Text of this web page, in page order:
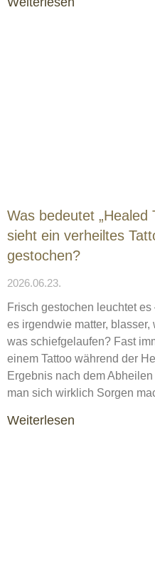
Was bedeutet „Healed
sieht ein verheiltes
gestochen?
2026.06.23.
Frisch gestochen leuchtet
es irgendwie matter,
was schiefgelaufen? Fast
einem Tattoo während der
Ergebnis nach dem
man sich wirklich Sorgen
Weiterlesen